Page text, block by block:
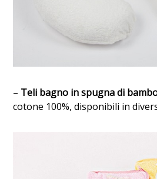
– Teli bagno in spugna di
cotone 100%, disponibili in